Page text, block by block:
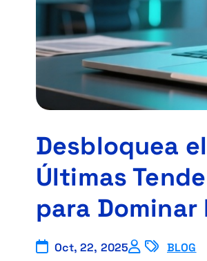
Desbloquea
Últimas
para
Oct, 22, 2025 BLOG